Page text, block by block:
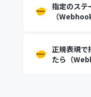
指定のステ
（
正規表現で
たら（